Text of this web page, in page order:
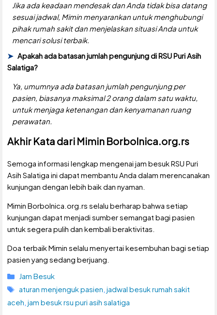
Jika ada keadaan mendesak dan Anda tidak bisa datang
sesuai jadwal, Mimin menyarankan untuk menghubungi
pihak rumah sakit dan menjelaskan situasi Anda untuk
mencari solusi terbaik.
Apakah ada batasan jumlah pengunjung di RSU Puri Asih
Salatiga?
Ya, umumnya ada batasan jumlah pengunjung per
pasien, biasanya maksimal 2 orang dalam satu waktu,
untuk menjaga ketenangan dan kenyamanan ruang
perawatan.
Akhir Kata dari Mimin Borbolnica.org.rs
Semoga informasi lengkap mengenai jam besuk RSU Puri
Asih Salatiga ini dapat membantu Anda dalam merencanakan
kunjungan dengan lebih baik dan nyaman.
Mimin Borbolnica.org.rs selalu berharap bahwa setiap
kunjungan dapat menjadi sumber semangat bagi pasien
untuk segera pulih dan kembali beraktivitas.
Doa terbaik Mimin selalu menyertai kesembuhan bagi setiap
pasien yang sedang berjuang.
Kategori
Jam Besuk
Tag
aturan menjenguk pasien, jadwal besuk rumah sakit
aceh, jam besuk rsu puri asih salatiga